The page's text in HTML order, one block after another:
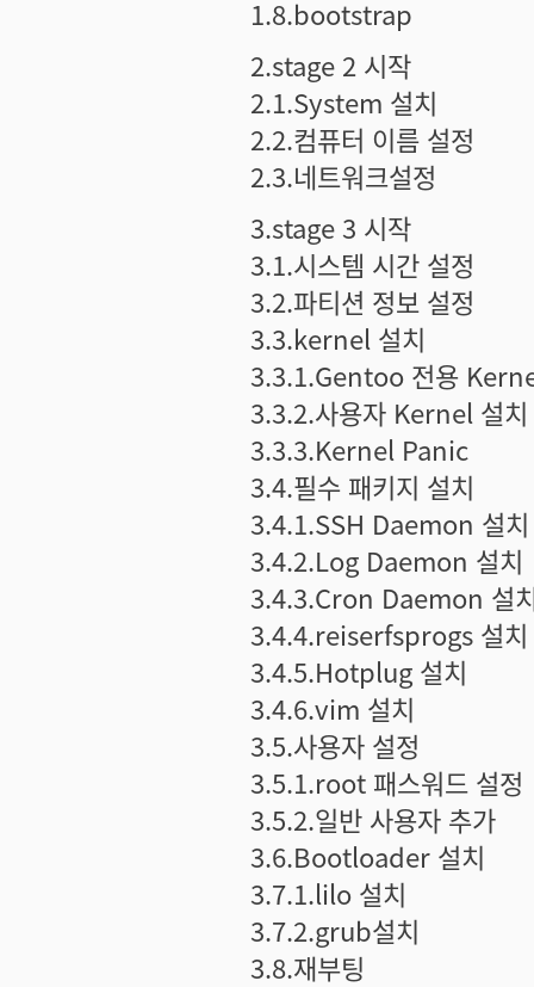
1.8.bootstrap
2.stage 2 시작
2.1.System 설치
2.2.컴퓨터 이름 설정
2.3.네트워크설정
3.stage 3 시작
3.1.시스템 시간 설정
3.2.파티션 정보 설정
3.3.kernel 설치
3.3.1.Gentoo 전용
3.3.2.사용자 Kernel 설치
3.3.3.Kernel Panic
3.4.필수 패키지 설치
3.4.1.SSH Daemon 설치
3.4.2.Log Daemon 설치
3.4.3.Cron Daemon 설
3.4.4.reiserfsprogs 설치
3.4.5.Hotplug 설치
3.4.6.vim 설치
3.5.사용자 설정
3.5.1.root 패스워드 설정
3.5.2.일반 사용자 추가
3.6.Bootloader 설치
3.7.1.lilo 설치
3.7.2.grub설치
3.8.재부팅